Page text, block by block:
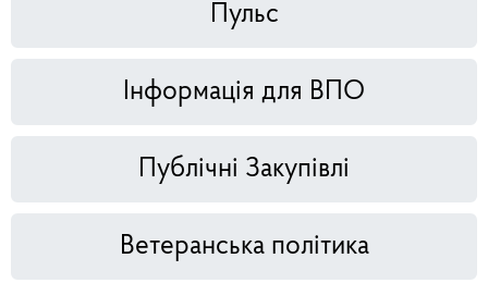
Пульс
Інформація для ВПО
Публічні Закупівлі
Ветеранська політика